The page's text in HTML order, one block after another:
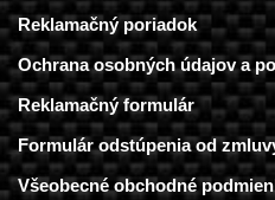
Reklamačný poriadok
Ochrana osobných údajov a
Reklamačný formulár
Formulár odstúpenia od
Všeobecné obchodné